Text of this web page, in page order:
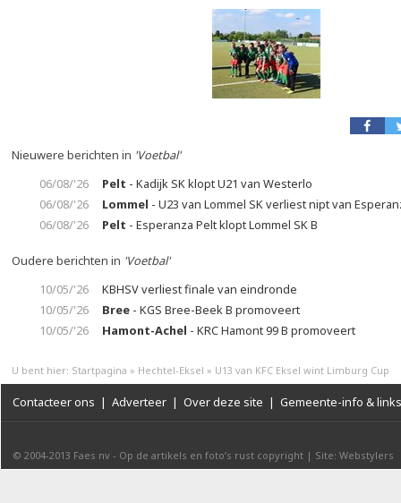
Nieuwere berichten in 'Voetbal'
06/08/'26
Pelt - Kadijk SK klopt U21 van Westerlo
06/08/'26
Lommel - U23 van Lommel SK verliest nipt van
06/08/'26
Pelt - Esperanza Pelt klopt Lommel SK B
Oudere berichten in 'Voetbal'
10/05/'26
KBHSV verliest finale van eindronde
10/05/'26
Bree - KGS Bree-Beek B promoveert
10/05/'26
Hamont-Achel - KRC Hamont 99 B promoveert
U bent hier: Startpagina » Hechtel-Eksel » U13 van KFC Eksel wint Limburg Cup
Contacteer ons | Adverteer | Over deze site | Gemeente-info & links
© 2004-2013 Faes nv - Op de artikels en foto’s rust copyright | Site: Webstylers